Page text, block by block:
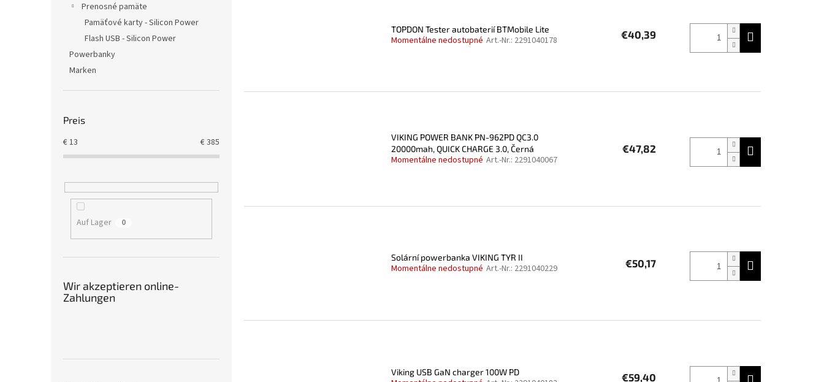
Prenosné pamäte
Pamäťové karty - Silicon Power
Flash USB - Silicon Power
Powerbanky
Marken
Preis
€13 €385
Auf Lager 0
Wir akzeptieren online-
Zahlungen
TOPDON Tester autobaterií BTMobile Lite
Momentálne nedostupné Art.-Nr.: 2291040178 €40,39
VIKING POWER BANK PN-962PD QC3.0
20000mah, QUICK CHARGE 3.0, Černá
Momentálne nedostupné Art.-Nr.: 2291040067
€47,82
Solární powerbanka VIKING TYR II
Momentálne nedostupné Art.-Nr.: 2291040229 €50,17
Viking USB GaN charger 100W PD €59,40